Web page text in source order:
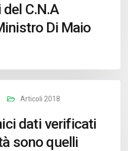
C.N.A
Di Maio
Articoli 2018
dati verificati
sono quelli